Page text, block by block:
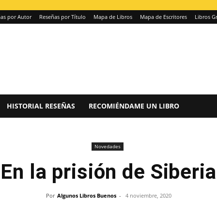
por Autor Reseñas por Título Mapa de Libros Mapa de Escritores Libros
HISTORIAL RESEÑAS RECOMIÉNDAME UN LIBRO
Novedades
En la prisión de Siberia
Por Algunos Libros Buenos - 4 noviembre, 2020